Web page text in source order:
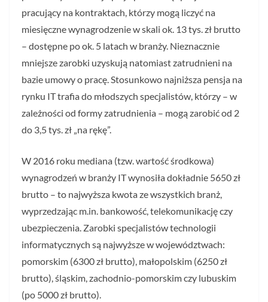
pracujący na kontraktach, którzy mogą liczyć na
miesięczne wynagrodzenie w skali ok. 13 tys. zł brutto
– dostępne po ok. 5 latach w branży. Nieznacznie
mniejsze zarobki uzyskują natomiast zatrudnieni na
bazie umowy o pracę. Stosunkowo najniższa pensja na
rynku IT trafia do młodszych specjalistów, którzy – w
zależności od formy zatrudnienia – mogą zarobić od 2
do 3,5 tys. zł „na rękę”.
W 2016 roku mediana (tzw. wartość środkowa)
wynagrodzeń w branży IT wynosiła dokładnie 5650 zł
brutto – to najwyższa kwota ze wszystkich branż,
wyprzedzając m.in. bankowość, telekomunikację czy
ubezpieczenia. Zarobki specjalistów technologii
informatycznych są najwyższe w województwach:
pomorskim (6300 zł brutto), małopolskim (6250 zł
brutto), śląskim, zachodnio-pomorskim czy lubuskim
(po 5000 zł brutto).